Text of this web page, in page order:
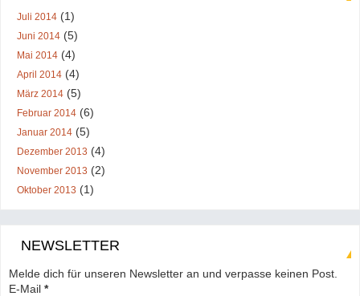
Juli 2014 (1)
Juni 2014 (5)
Mai 2014 (4)
April 2014 (4)
März 2014 (5)
Februar 2014 (6)
Januar 2014 (5)
Dezember 2013 (4)
November 2013 (2)
Oktober 2013 (1)
NEWSLETTER
Melde dich für unseren Newsletter an und verpasse keinen Post.
E-Mail *